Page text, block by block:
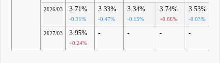
2026/03 3.71%
-0.31%
3.33%
-0.47%
3.34%
-0.15%
3.74%
+0.66%
3.53%
-0.03%
2027/03 3.95%
+0.24%
- - - -